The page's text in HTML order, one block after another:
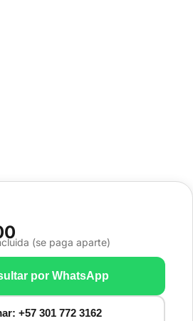
(se paga aparte)
por WhatsApp
+57 301 772 3162